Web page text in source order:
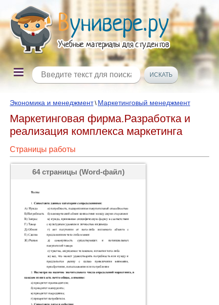
Экономика и менеджмент\ Маркетинговый менеджмент
Маркетинговая фирма.Разработка и
реализация комплекса маркетинга
Страницы работы
64 страницы (Word-файл)